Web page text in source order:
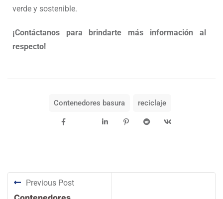
verde y sostenible.
¡Contáctanos para brindarte más información al
respecto!
Contenedores basura reciclaje
Previous Post